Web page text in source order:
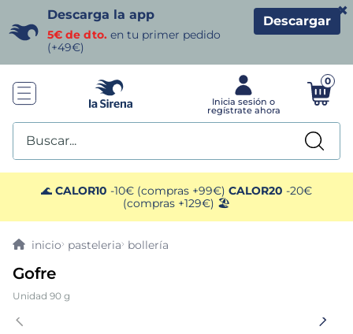
Descarga la app
5€ de dto. en tu primer pedido
(+49€)
Descargar
×
0
Buscar...
🌊 CALOR10 -10€ (compras +99€) CALOR20 -20€
(compras +129€) 🏖️
pasteleria bollería
Gofre
Unidad 90 g
TÉRMINOS MÁS BUSCADOS
1. helados sirena
3 patatas